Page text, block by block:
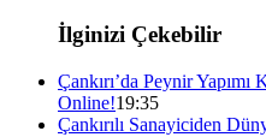
İlginizi Çekebilir
Çankırı’da Peynir
Online!19:35
Çankırılı Sanayiciden